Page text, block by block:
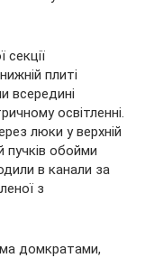
секції
плиті
всередині
освітленні.
люки у верхній
пучків обойми
в канали за
з
домкратами,